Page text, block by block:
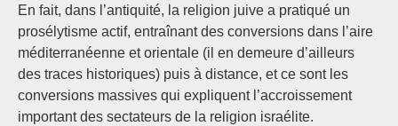
En fait, dans l’antiquité, la religion juive a pratiqué un
prosélytisme actif, entraînant des conversions dans l’aire
méditerranéenne et orientale (il en demeure d’ailleurs
des traces historiques) puis à distance, et ce sont les
conversions massives qui expliquent l’accroissement
important des sectateurs de la religion israélite.